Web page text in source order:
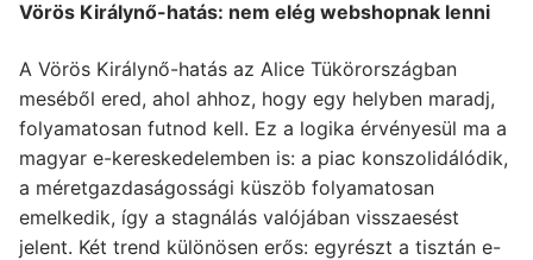
Vörös Királynő-hatás: nem elég webshopnak lenni
A Vörös Királynő-hatás az Alice Tükörországban
meséből ered, ahol ahhoz, hogy egy helyben maradj,
folyamatosan futnod kell. Ez a logika érvényesül ma a
magyar e-kereskedelemben is: a piac konszolidálódik,
a méretgazdaságossági küszöb folyamatosan
emelkedik, így a stagnálás valójában visszaesést
jelent. Két trend különösen erős: egyrészt a tisztán e-